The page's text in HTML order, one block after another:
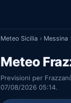
Meteo Sicilia › Messina
Meteo
Previsioni per
07/08/2026 05:14.